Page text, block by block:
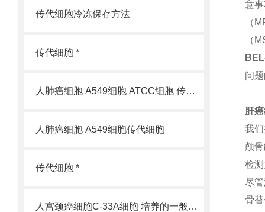
传代细胞冷冻保存方法
传代细胞 *
人肺癌细胞 A549细胞 ATCC细胞 传代细胞
人肺癌细胞 A549细胞传代细胞
传代细胞 *
人宫颈癌细胞C-33A细胞 培养的一般过程
意
（
（
问
肝
我
颅
检
尽
骨